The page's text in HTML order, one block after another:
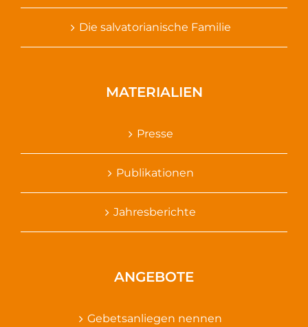
Die salvatorianische Familie
MATERIALIEN
Presse
Publikationen
Jahresberichte
ANGEBOTE
Gebetsanliegen nennen